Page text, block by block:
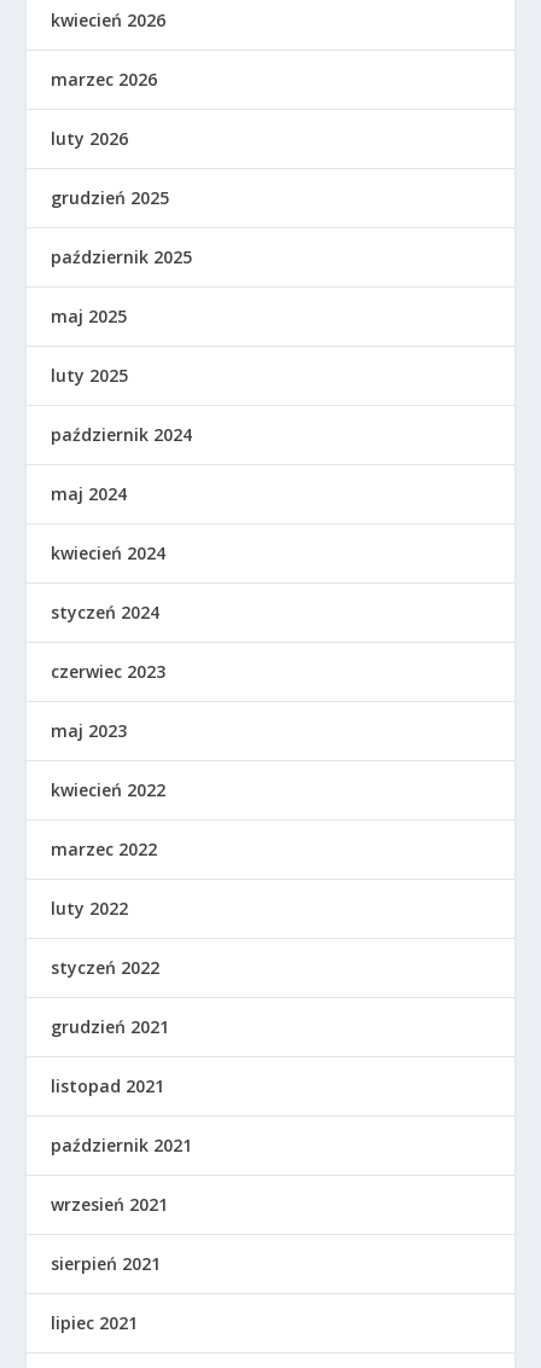
kwiecień 2026
marzec 2026
luty 2026
grudzień 2025
październik 2025
maj 2025
luty 2025
październik 2024
maj 2024
kwiecień 2024
styczeń 2024
czerwiec 2023
maj 2023
kwiecień 2022
marzec 2022
luty 2022
styczeń 2022
grudzień 2021
listopad 2021
październik 2021
wrzesień 2021
sierpień 2021
lipiec 2021